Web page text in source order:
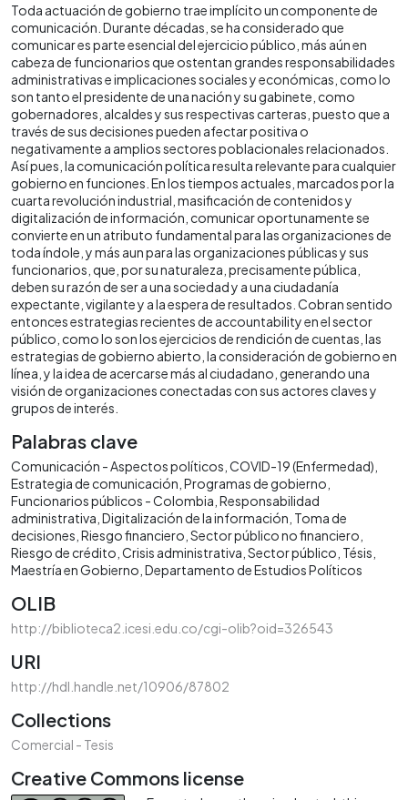
Toda actuación de gobierno trae implícito un componente de
comunicación. Durante décadas, se ha considerado que
comunicar es parte esencial del ejercicio público, más aún en
cabeza de funcionarios que ostentan grandes responsabilidades
administrativas e implicaciones sociales y económicas, como lo
son tanto el presidente de una nación y su gabinete, como
gobernadores, alcaldes y sus respectivas carteras, puesto que a
través de sus decisiones pueden afectar positiva o
negativamente a amplios sectores poblacionales relacionados.
Así pues, la comunicación política resulta relevante para cualquier
gobierno en funciones. En los tiempos actuales, marcados por la
cuarta revolución industrial, masificación de contenidos y
digitalización de información, comunicar oportunamente se
convierte en un atributo fundamental para las organizaciones de
toda índole, y más aun para las organizaciones públicas y sus
funcionarios, que, por su naturaleza, precisamente pública,
deben su razón de ser a una sociedad y a una ciudadanía
expectante, vigilante y a la espera de resultados. Cobran sentido
entonces estrategias recientes de accountability en el sector
público, como lo son los ejercicios de rendición de cuentas, las
estrategias de gobierno abierto, la consideración de gobierno en
línea, y la idea de acercarse más al ciudadano, generando una
visión de organizaciones conectadas con sus actores claves y
grupos de interés.
Palabras clave
Comunicación - Aspectos políticos COVID-19 (Enfermedad)
Estrategia de comunicación Programas de gobierno
Funcionarios públicos - Colombia Responsabilidad
administrativa Digitalización de la información Toma de
decisiones Riesgo financiero Sector público no financiero
Riesgo de crédito Crisis administrativa Sector público Tésis
Maestría en Gobierno Departamento de Estudios Políticos
OLIB
http://biblioteca2.icesi.edu.co/cgi-olib?oid=326543
URI
http://hdl.handle.net/10906/87802
Collections
Comercial - Tesis
Creative Commons license